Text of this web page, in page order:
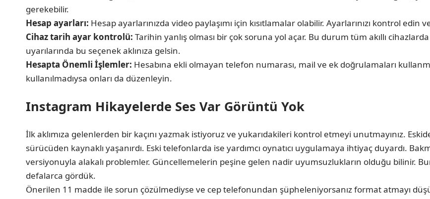
gerekebilir.
Hesap ayarları: Hesap ayarlarınızda video paylaşımı için kısıtlamalar olabilir. Ayarlarınızı kontrol edin
Cihaz tarih ayar kontrolü: Tarihin yanlış olması bir çok soruna yol açar. Bu durum tüm akıllı
uyarılarında bu seçenek aklınıza gelsin.
Hesapta Önemli İşlemler: Hesabına ekli olmayan telefon numarası, mail ve ek doğrulamaları
kullanılmadıysa onları da düzenleyin.
Instagram Hikayelerde Ses Var Görüntü Yok
İlk aklımıza gelenlerden bir kaçını yazmak istiyoruz ve yukarıdakileri kontrol etmeyi unutmayınız.
sürücüden kaynaklı yaşanırdı. Eski telefonlarda ise yardımcı oynatıcı uygulamaya ihtiyaç duyardı.
versiyonuyla alakalı problemler. Güncellemelerin peşine gelen nadir uyumsuzlukların olduğu bilinir.
defalarca gördük.
Önerilen 11 madde ile sorun çözülmediyse ve cep telefonundan şüpheleniyorsanız format atmayı